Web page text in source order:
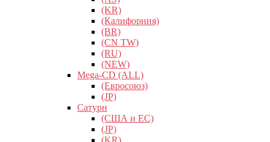
(KR)
(Калифорния)
(BR)
(CN TW)
(RU)
(NEW)
Mega-CD (ALL)
(Евросоюз)
(JP)
Сатурн
(США и ЕС)
(JP)